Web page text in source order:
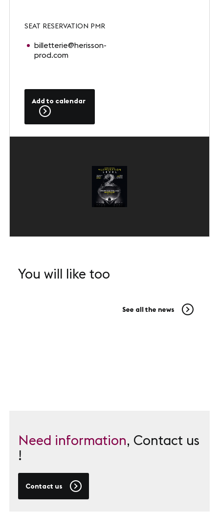
SEAT RESERVATION PMR
billetterie@herisson-
prod.com
Add to calendar
You will like too
See all the news
Need information, Contact us
!
Contact us